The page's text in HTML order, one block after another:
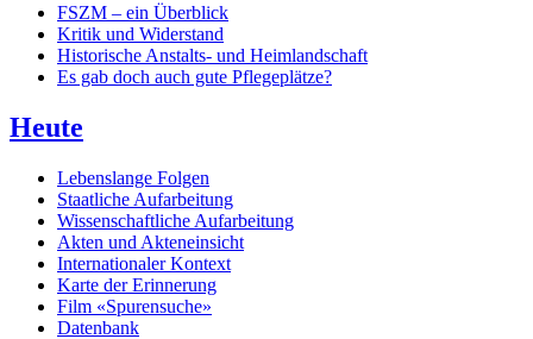
FSZM – ein Überblick
Kritik und Widerstand
Historische Anstalts- und Heimlandschaft
Es gab doch auch gute Pflegeplätze?
Heute
Lebenslange Folgen
Staatliche Aufarbeitung
Wissenschaftliche Aufarbeitung
Akten und Akteneinsicht
Internationaler Kontext
Karte der Erinnerung
Film «Spurensuche»
Datenbank